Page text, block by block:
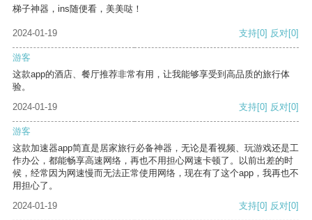
梯子神器，ins随便看，美美哒！
2024-01-19 支持[0] 反对[0]
游客
这款app的酒店、餐厅推荐非常有用，让我能够享受到高品质的旅行体
验。
2024-01-19
支持[0] 反对[0]
游客
这款加速器app简直是居家旅行必备神器，无论是看视频、玩游戏还是工
作办公，都能畅享高速网络，再也不用担心网速卡顿了。以前出差的时
候，经常因为网速慢而无法正常使用网络，现在有了这个app，我再也不
用担心了。
2024-01-19
支持[0] 反对[0]